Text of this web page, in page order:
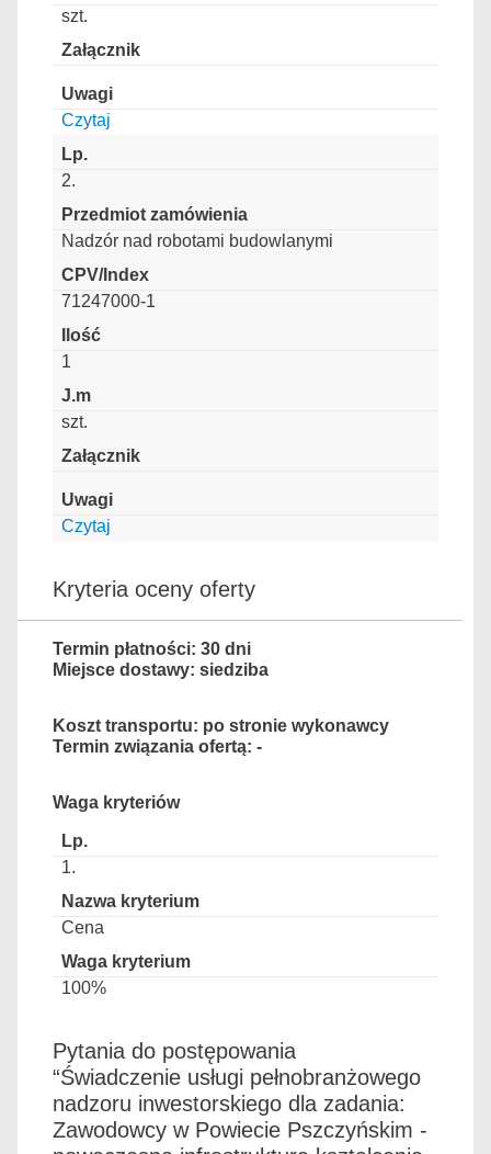
szt.
Czytaj
2.
Nadzór nad robotami budowlanymi
71247000-1
1
szt.
Czytaj
Kryteria oceny oferty
Termin płatności: 30 dni
Miejsce dostawy: siedziba
Koszt transportu: po stronie wykonawcy
Termin związania ofertą: -
Waga kryteriów
1.
Cena
100%
Pytania do postępowania
“Świadczenie usługi pełnobranżowego
nadzoru inwestorskiego dla zadania:
Zawodowcy w Powiecie Pszczyńskim -